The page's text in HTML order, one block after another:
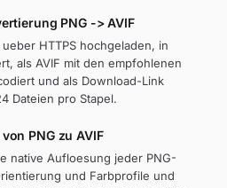
PNG -> AVIF
HTTPS hochgeladen, in
als AVIF mit den empfohlenen
und als Download-Link
Dateien pro Stapel.
PNG zu AVIF
native Aufloesung jeder PNG-
und Farbprofile und